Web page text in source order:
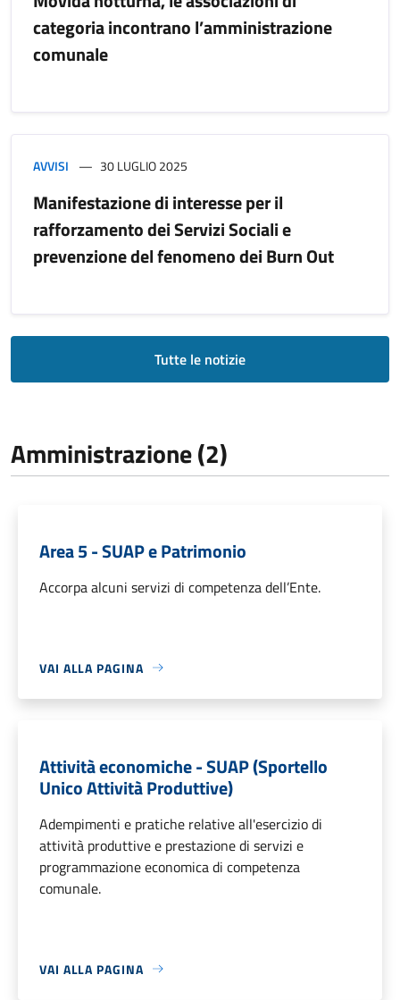
categoria incontrano l’amministrazione
comunale
AVVISI 30 LUGLIO 2025
Manifestazione di interesse per il
rafforzamento dei Servizi Sociali e
prevenzione del fenomeno dei Burn Out
Tutte le notizie
Amministrazione (2)
Area 5 - SUAP e Patrimonio
Accorpa alcuni servizi di competenza dell’Ente.
VAI ALLA PAGINA
Attività economiche - SUAP (Sportello
Unico Attività Produttive)
Adempimenti e pratiche relative all'esercizio di
attività produttive e prestazione di servizi e
programmazione economica di competenza
comunale.
VAI ALLA PAGINA